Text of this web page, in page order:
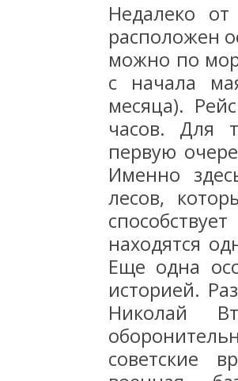
Недалеко
расположен
можно по
с начала
месяца).
часов. Для
первую
Именно
лесов,
находятся
Еще одна
историей.
Николай
советские